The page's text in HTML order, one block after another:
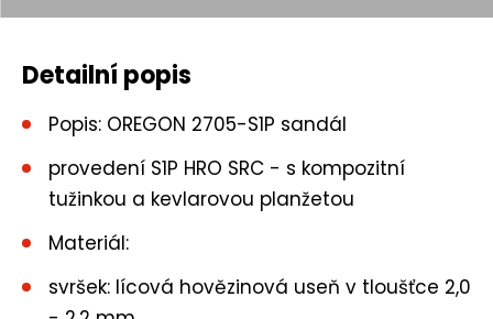
t
Detailní popis
Popis: OREGON 2705-S1P sandál
provedení S1P HRO SRC - s kompozitní
tužinkou a kevlarovou planžetou
Materiál:
svršek: lícová hovězinová useň v tloušťce 2,0